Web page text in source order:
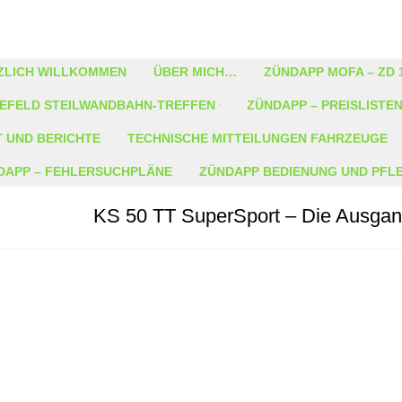
WILLKOMMEN ÜBER MICH… ZÜNDAPP MOFA – ZD
STEILWANDBAHN-TREFFEN ZÜNDAPP – PREISLISTEN
UND BERICHTE TECHNISCHE MITTEILUNGEN FAHRZEUGE
– FEHLERSUCHPLÄNE ZÜNDAPP BEDIENUNG UND
KS 50 TT SuperSport – Die